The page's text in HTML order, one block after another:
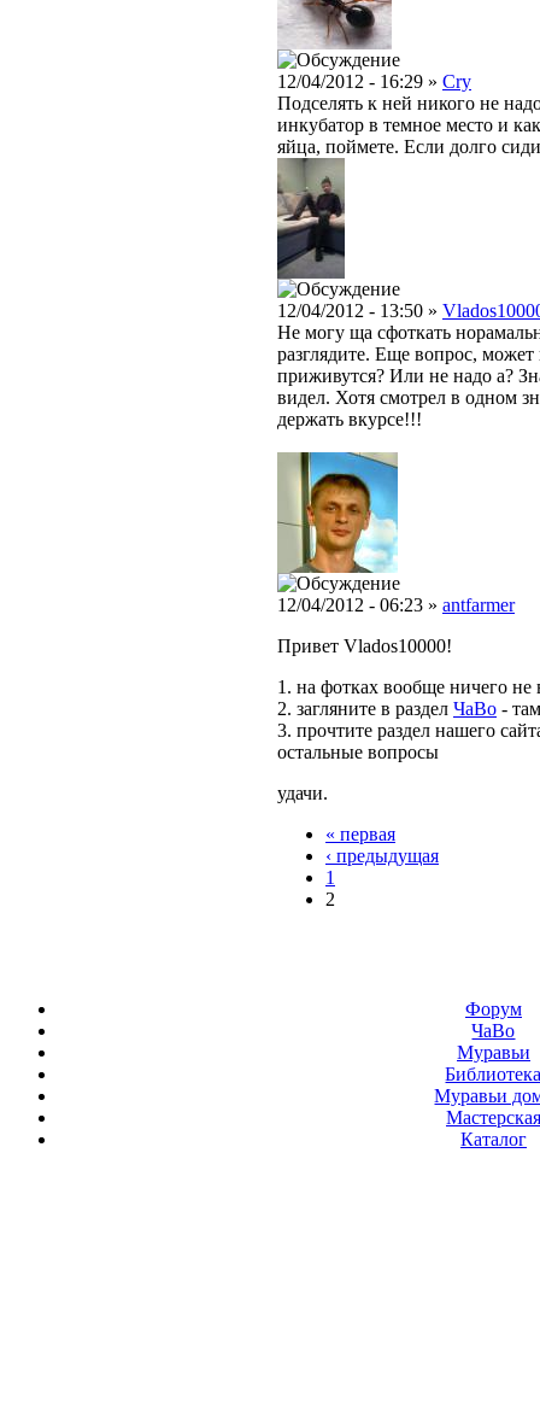
12/04/2012 - 16:29 » Cry
Подселять к ней никого не
инкубатор в темное место и
яйца, поймете. Если долго
12/04/2012 - 13:50 »
Не могу ща сфоткать
разглядите. Еще вопрос,
приживутся? Или не надо а?
видел. Хотя смотрел в одном
держать вкурсе!!!
12/04/2012 - 06:23 » antfarmer
Привет Vlados10000!
1. на фотках вообще ничего не
2. загляните в раздел ЧаВо -
3. прочтите раздел нашего
остальные вопросы
удачи.
« первая
‹ предыдущая
1
2
Форум
ЧаВо
Муравьи
Муравьи
Мастерская
Каталог